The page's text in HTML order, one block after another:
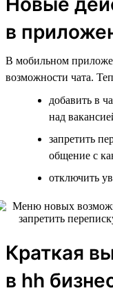
в
В мобильном
возможности чата.
добавить в
над
запретить
общение с
отключить
Краткая
в hh